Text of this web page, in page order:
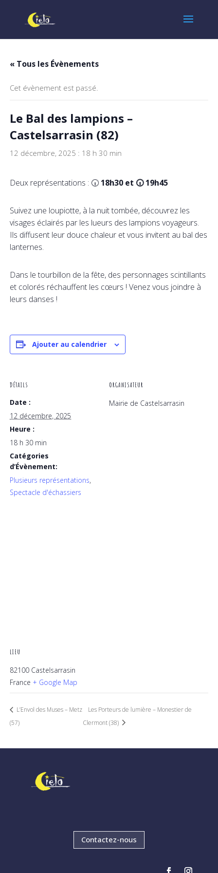
« Tous les Évènements
Cet évènement est passé.
Le Bal des lampions –
Castelsarrasin (82)
12 décembre, 2025 : 18 h 30 min
Deux représentations : 🕡 18h30 et 🕡 19h45
Suivez une loupiotte, à la nuit tombée, découvrez les
visages éclairés par les lueurs des lampions voyageurs.
Ils diffusent leur douce chaleur et vous invitent au bal des
lanternes.
Dans le tourbillon de la fête, des personnages scintillants
et colorés réchauffent les cœurs ! Venez vous joindre à
leurs danses !
Ajouter au calendrier
DÉTAILS
Date :
12 décembre, 2025
Heure :
18 h 30 min
Catégories
d’Évènement:
Plusieurs représentations,
Spectacle d'échassiers
ORGANISATEUR
Mairie de Castelsarrasin
LIEU
82100 Castelsarrasin
France + Google Map
L’Envol des Muses – Metz
(57)
Les Porteurs de lumière – Monestier de
Clermont (38)
Contactez-nous